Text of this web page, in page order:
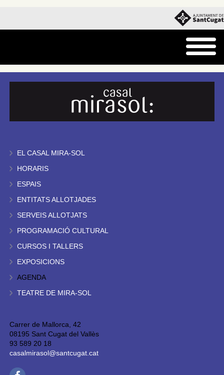
EL CASAL MIRA-SOL
HORARIS
ESPAIS
ENTITATS ALLOTJADES
SERVEIS ALLOTJATS
PROGRAMACIÓ CULTURAL
CURSOS I TALLERS
EXPOSICIONS
AGENDA
TEATRE DE MIRA-SOL
Carrer de Mallorca, 42
08195 Sant Cugat del Vallès
93 589 20 18
casalmirasol@santcugat.cat